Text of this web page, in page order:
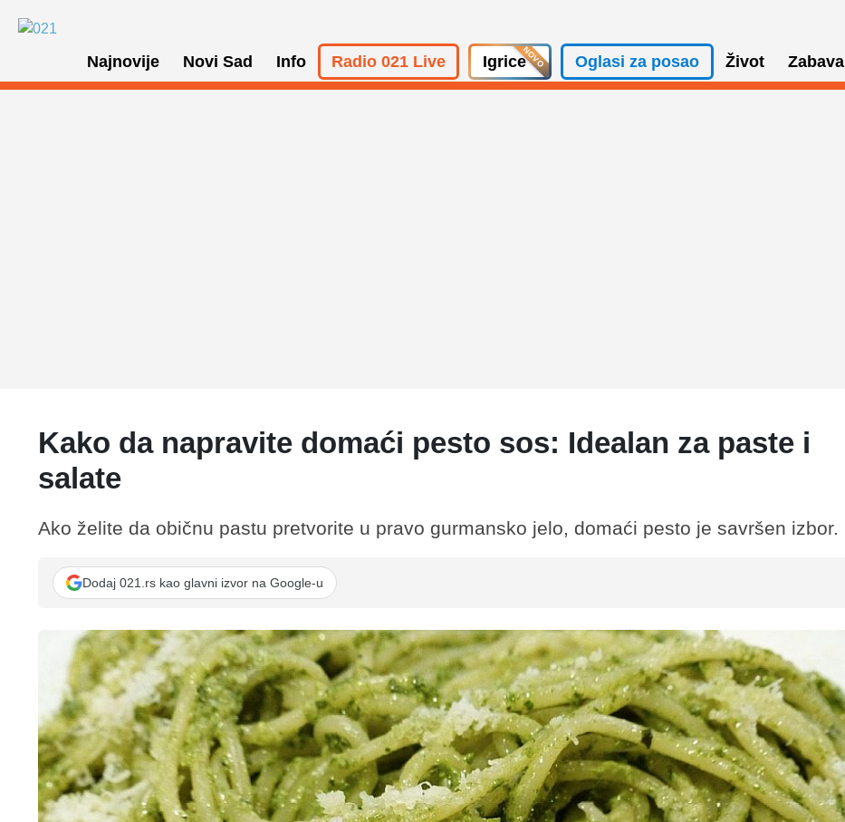
Najnovije Novi Sad Info Radio 021 Live Igrice Oglasi za posao Život Zabava
Kako da napravite domaći pesto sos: Idealan za paste i
salate
Ako želite da običnu pastu pretvorite u pravo gurmansko jelo, domaći pesto je savršen izbor.
Dodaj 021.rs kao glavni izvor na Google-u